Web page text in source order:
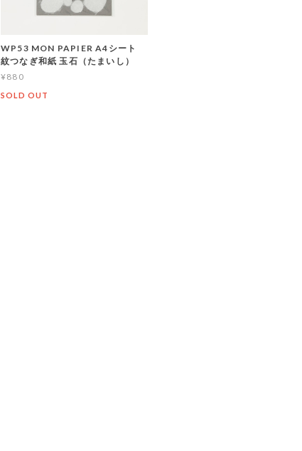
WP53 MON PAPIER A4シート
紋つなぎ和紙 玉石（たまいし）
¥880
SOLD OUT